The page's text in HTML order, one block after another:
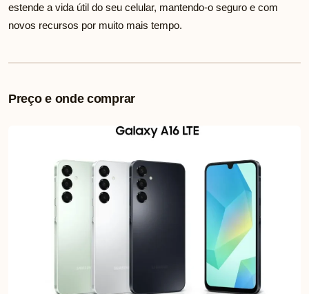
estende a vida útil do seu celular, mantendo-o seguro e com
novos recursos por muito mais tempo.
Preço e onde comprar